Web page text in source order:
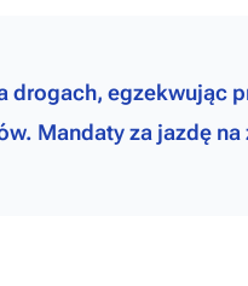
drogach, egzekwując
Mandaty za jazdę na